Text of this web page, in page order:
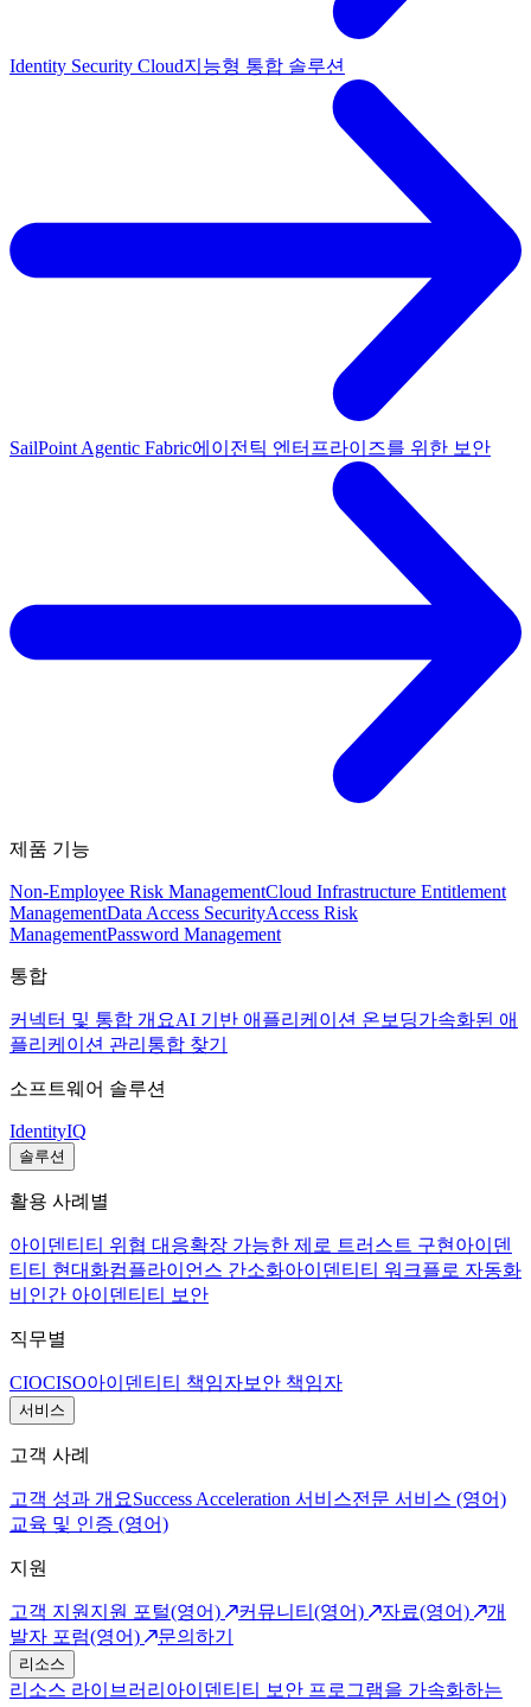
Identity Security Cloud지능형 통합 솔루션
SailPoint Agentic Fabric에이전틱 엔터프라이즈를 위한 보안
제품 기능
Non-Employee Risk ManagementCloud Infrastructure Entitlement
ManagementData Access SecurityAccess Risk
ManagementPassword Management
통합
커넥터 및 통합 개요AI 기반 애플리케이션 온보딩가속화된 애
플리케이션 관리 통합 찾기
소프트웨어 솔루션
IdentityIQ
솔루션
활용 사례별
아이덴티티 위협 대응확장 가능한 제로 트러스트 구현 아이덴
티티 현대화컴플라이언스 간소화아이덴티티 워크플로 자동화
비인간 아이덴티티 보안
직무별
CIOCISO아이덴티티 책임자보안 책임자
서비스
고객 사례
고객 성과 개요Success Acceleration 서비스전문 서비스 (영어)
교육 및 인증 (영어)
지원
고객 지원 지원 포털(영어) 커뮤니티(영어) 자료(영어)
개
발자 포럼(영어)
문의하기
리소스
리소스 라이브러리 아이덴티티 보안 프로그램을 가속화하는